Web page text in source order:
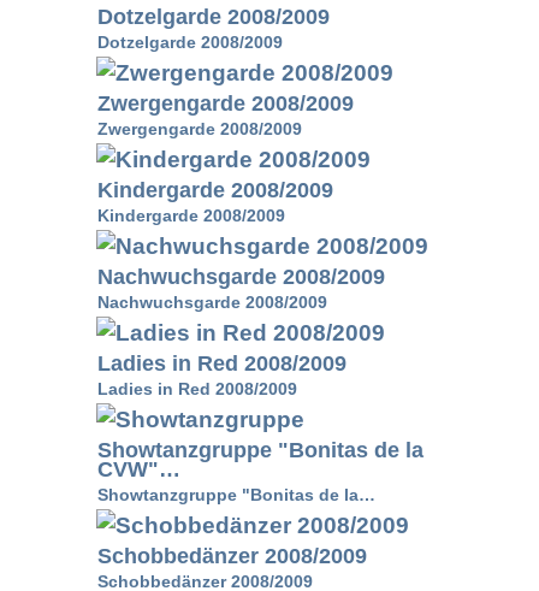
Dotzelgarde 2008/2009
Dotzelgarde 2008/2009
Zwergengarde 2008/2009
Zwergengarde 2008/2009
Kindergarde 2008/2009
Kindergarde 2008/2009
Nachwuchsgarde 2008/2009
Nachwuchsgarde 2008/2009
Ladies in Red 2008/2009
Ladies in Red 2008/2009
Showtanzgruppe "Bonitas de la
CVW"…
Showtanzgruppe "Bonitas de la…
Schobbedänzer 2008/2009
Schobbedänzer 2008/2009